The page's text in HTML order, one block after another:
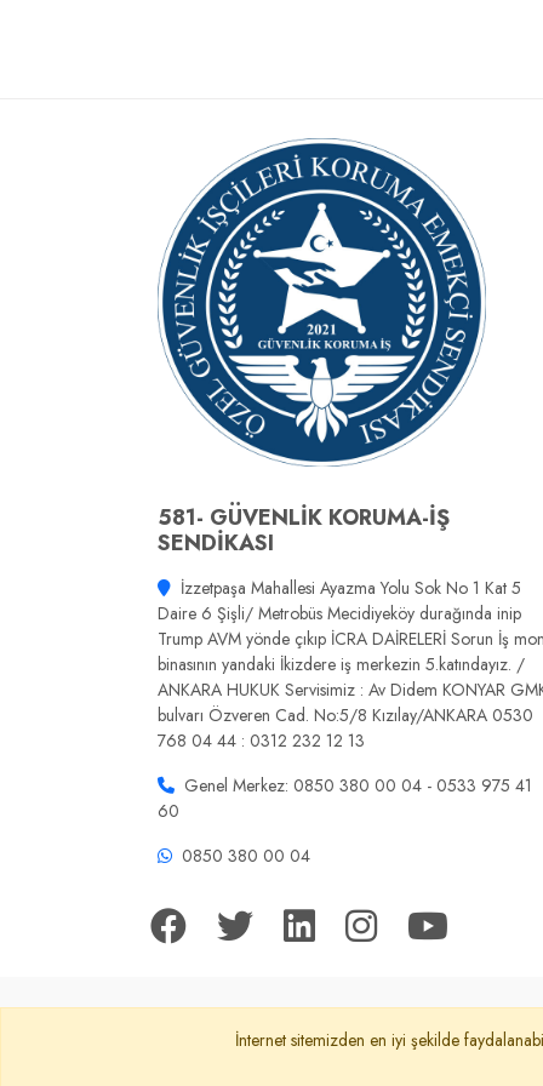
581- GÜVENLİK KORUMA-İŞ
SENDİKASI
İzzetpaşa Mahallesi Ayazma Yolu Sok No 1 Kat 5
Daire 6 Şişli/ Metrobüs Mecidiyeköy durağında inip
Trump AVM yönde çıkıp İCRA DAİRELERİ Sorun İş
binasının yandaki İkizdere iş merkezin 5.katındayız. /
ANKARA HUKUK Servisimiz : Av Didem KONYAR
bulvarı Özveren Cad. No:5/8 Kızılay/ANKARA 0530
768 04 44 : 0312 232 12 13
Genel Merkez: 0850 380 00 04 - 0533 975 41
60
0850 380 00 04
İnternet sitemizden en iyi şekilde